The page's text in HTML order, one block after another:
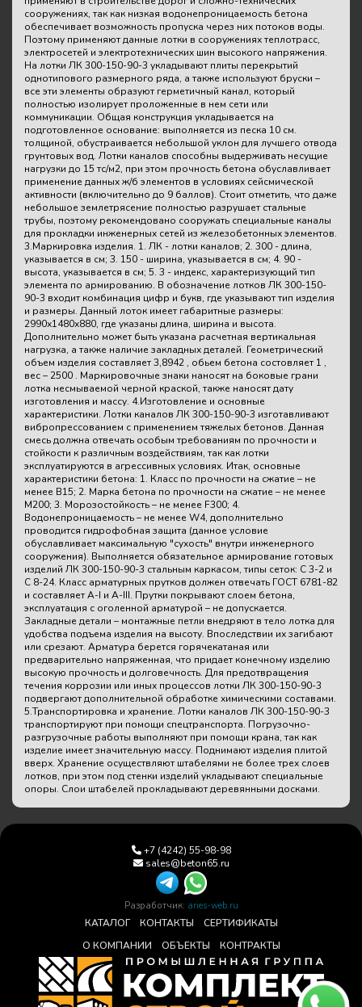
сооружениях, так как низкая водонепроницаемость бетона
обеспечивает возможность пропуска через них потоков воды.
Поэтому применяют данные лотки в сооружениях теплотрасс,
электросетей и электротехнических шин высокого напряжения.
На лотки ЛК 300-150-90-3 укладывают плиты перекрытий
однотипового размерного ряда, а также используют бруски –
все эти элементы образуют герметичный канал, который
полностью изолирует проложенные в нем сети или
коммуникации. Общая конструкция укладывается на
подготовленное основание: выполняется из песка 10 см.
толщиной, обустраивается небольшой уклон для лучшего отвода
грунтовых вод. Лотки каналов способны выдерживать несущие
нагрузки до 15 тс/м2, при этом прочность бетона обуславливает
применение данных ж/б элементов в условиях сейсмической
активности (включительно до 9 баллов). Стоит отметить, что даже
небольшое землетрясение полностью разрушает стальные
трубы, поэтому рекомендовано сооружать специальные каналы
для прокладки инженерных сетей из железобетонных элементов.
3.Маркировка изделия. 1. ЛК - лотки каналов; 2. 300 - длина,
указывается в см; 3. 150 - ширина, указывается в см; 4. 90 -
высота, указывается в см; 5. 3 - индекс, характеризующий тип
элемента по армированию. В обозначение лотков ЛК 300-150-
90-3 входит комбинация цифр и букв, где указывают тип изделия
и размеры. Данный лоток имеет габаритные размеры:
2990х1480х880, где указаны длина, ширина и высота.
Дополнительно может быть указана расчетная вертикальная
нагрузка, а также наличие закладных деталей. Геометрический
объем изделия составляет 3,8942 , обьем бетона состовляет 1 ,
вес – 2500 . Маркировочные знаки наносят на боковые грани
лотка несмываемой черной краской, также наносят дату
изготовления и массу. 4.Изготовление и основные
характеристики. Лотки каналов ЛК 300-150-90-3 изготавливают
вибропрессованием с применением тяжелых бетонов. Данная
смесь должна отвечать особым требованиям по прочности и
стойкости к различным воздействиям, так как лотки
эксплуатируются в агрессивных условиях. Итак, основные
характеристики бетона: 1. Класс по прочности на сжатие – не
менее В15; 2. Марка бетона по прочности на сжатие – не менее
М200; 3. Морозостойкость – не менее F300; 4.
Водонепроницаемость – не менее W4, дополнительно
проводится гидрофобная защита (данное условие
обуславливает максимальную "сухость" внутри инженерного
сооружения). Выполняется обязательное армирование готовых
изделий ЛК 300-150-90-3 стальным каркасом, типы сеток: С 3-2 и
С 8-24. Класс арматурных прутков должен отвечать ГОСТ 6781-82
и составляет A-I и A-III. Прутки покрывают слоем бетона,
эксплуатация с оголенной арматурой – не допускается.
Закладные детали – монтажные петли внедряют в тело лотка для
удобства подъема изделия на высоту. Впоследствии их загибают
или срезают. Арматура берется горячекатаная или
предварительно напряженная, что придает конечному изделию
высокую прочность и долговечность. Для предотвращения
течения коррозии или иных процессов лотки ЛК 300-150-90-3
подвергают дополнительной обработке химическими составами.
5.Транспортировка и хранение. Лотки каналов ЛК 300-150-90-3
транспортируют при помощи спецтранспорта. Погрузочно-
разгрузочные работы выполняют при помощи крана, так как
изделие имеет значительную массу. Поднимают изделия плитой
вверх. Хранение осуществляют штабелями не более трех слоев
лотков, при этом под стенки изделий укладывают специальные
опоры. Слои штабелей прокладывают деревянными досками.
+7 (4242) 55-98-98
sales@beton65.ru
Разработчик: aries-web.ru
КАТАЛОГ КОНТАКТЫ
СЕРТИФИКАТЫ
О КОМПАНИИ
ОБЪЕКТЫ КОНТРАКТЫ